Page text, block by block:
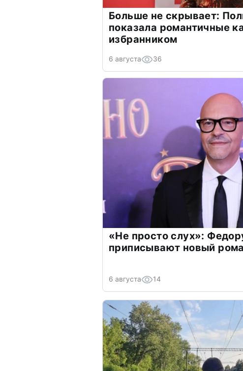
Больше не скрывает:
показала романтичные
избранником
6 августа 36
«Не просто слух»:
приписывают новый
6 августа 14